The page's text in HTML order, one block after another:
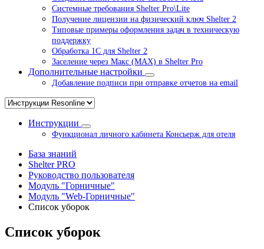
Системные требования Shelter Pro\Lite
Получение лицензии на физический ключ Shelter 2
Типовые примеры оформления задач в техническую
поддержку
Обработка 1С для Shelter 2
Заселение через Макс (MAX) в Shelter Pro
Дополнительные настройки
Добавление подписи при отправке отчетов на email
Инструкции
Функционал личного кабинета Консьерж для отеля
База знаний
Shelter PRO
Руководство пользователя
Модуль "Горничные"
Модуль "Web-Горничные"
Список уборок
Список уборок